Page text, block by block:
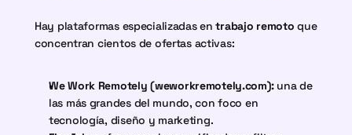
Hay plataformas especializadas en trabajo remoto que
concentran cientos de ofertas activas:
We Work Remotely (weworkremotely.com): una de
las más grandes del mundo, con foco en
tecnología, diseño y marketing.